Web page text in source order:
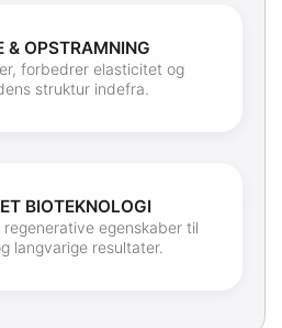
& OPSTRAMNING
forbedrer elasticitet og
struktur indefra.
BIOTEKNOLOGI
regenerative egenskaber til
langvarige resultater.